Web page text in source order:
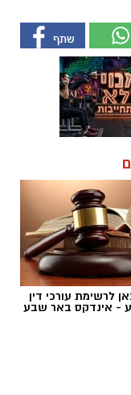
לרשימת עורכי דין
- אינדקס באר שבע